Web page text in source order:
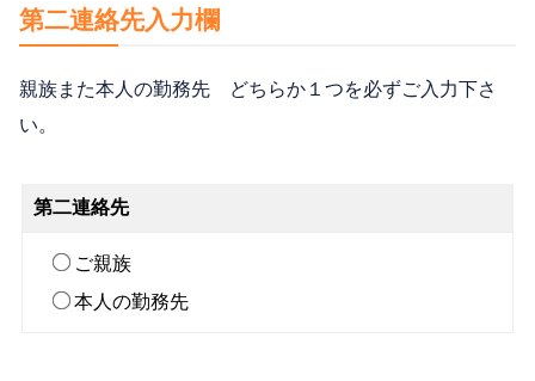
第二連絡先入力欄
親族また本人の勤務先 どちらか１つを必ずご入力下さ
い。
第二連絡先
ご親族
本人の勤務先